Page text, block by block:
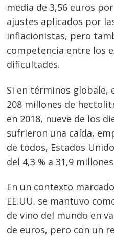
media de 3,56 euros
ajustes aplicados por
inflacionistas, pero
competencia entre los
dificultades.
Si en términos globale,
208 millones de
en 2018, nueve de los
sufrieron una caída,
de todos, Estados
del 4,3 % a 31,9
En un contexto
EE.UU. se mantuvo
de vino del mundo en
de euros, pero con un
Navegación
de
entradas